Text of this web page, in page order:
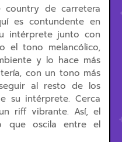
country de carretera
es contundente en
intérprete junto con
el tono melancólico,
y lo hace más
con un tono más
al resto de los
su intérprete. Cerca
riff vibrante. Así, el
que oscila entre el